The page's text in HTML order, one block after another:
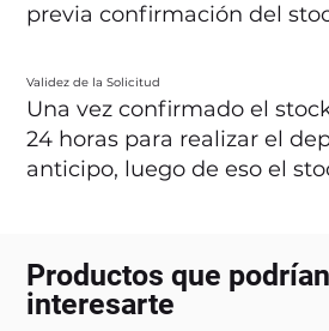
previa confirmación del
Validez de la Solicitud
Una vez confirmado el
24 horas para realizar el
anticipo, luego de eso el
Productos que podrían
interesarte